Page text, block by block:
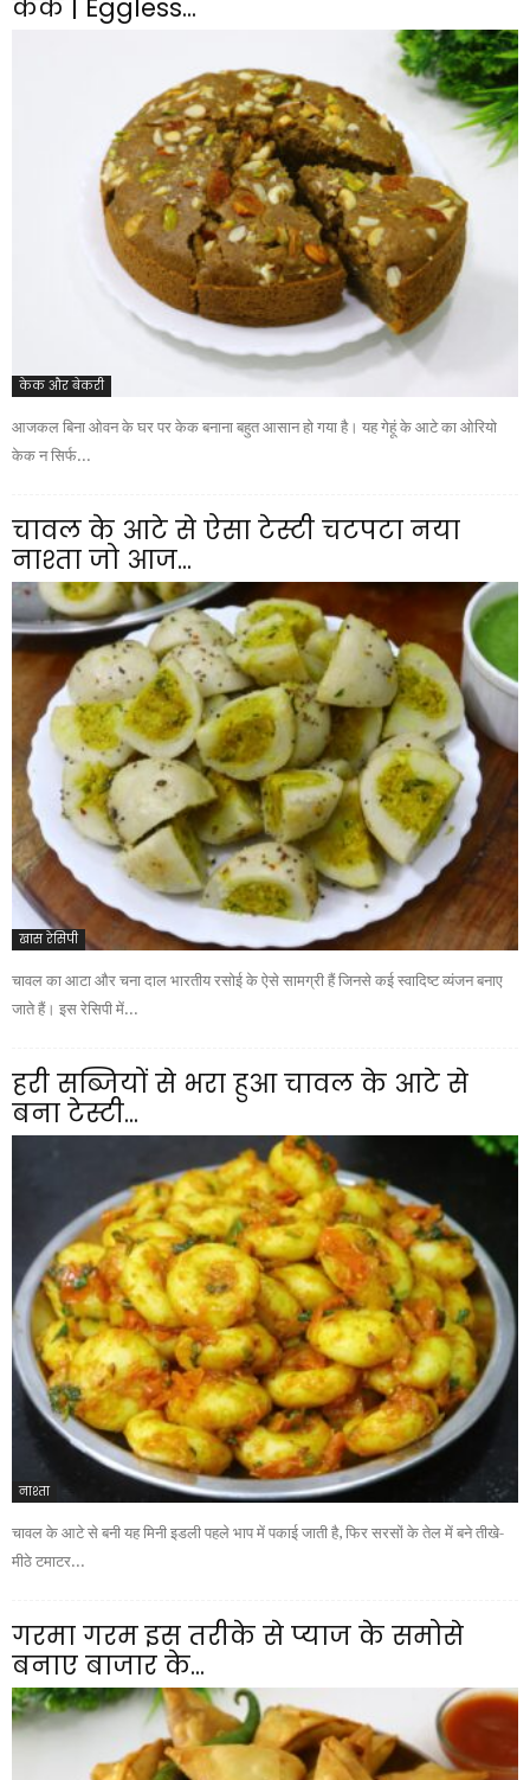
केक | Eggless...
केक और बेकरी
आजकल बिना ओवन के घर पर केक बनाना बहुत आसान हो गया है। यह गेहूं के आटे का ओरियो
केक न सिर्फ...
चावल के आटे से ऐसा टेस्टी चटपटा नया
नाश्ता जो आज...
खास रेसिपी
चावल का आटा और चना दाल भारतीय रसोई के ऐसे सामग्री हैं जिनसे कई स्वादिष्ट व्यंजन बनाए
जाते हैं। इस रेसिपी में...
हरी सब्जियों से भरा हुआ चावल के आटे से
बना टेस्टी...
नाश्ता
चावल के आटे से बनी यह मिनी इडली पहले भाप में पकाई जाती है, फिर सरसों के तेल में बने तीखे-
मीठे टमाटर...
गरमा गरम इस तरीके से प्याज के समोसे
बनाए बाजार के...